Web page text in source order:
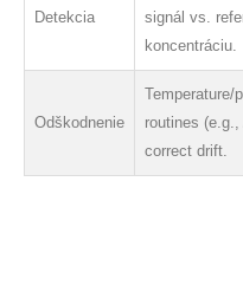
Detekcia
signál vs.
koncentráciu.
Odškodnenie
Temperature/
routines
correct drift.